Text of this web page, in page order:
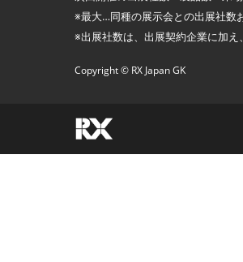
※最大…同種の展示会との出展社数
※出展社数は、出展契約企業に加え
Copyright © RX Japan GK